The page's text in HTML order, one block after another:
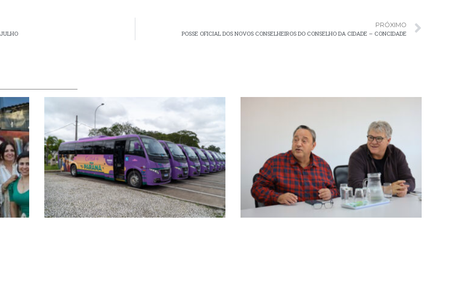
PRÓXIMO
POSSE OFICIAL DOS NOVOS CONSELHEIROS DO CONSELHO DA CIDADE – CONCIDADE